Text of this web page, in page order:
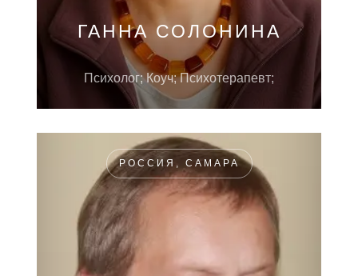
ГАННА СОЛОНИНА
Психолог; Коуч; Психотерапевт;
РОССИЯ, САМАРА